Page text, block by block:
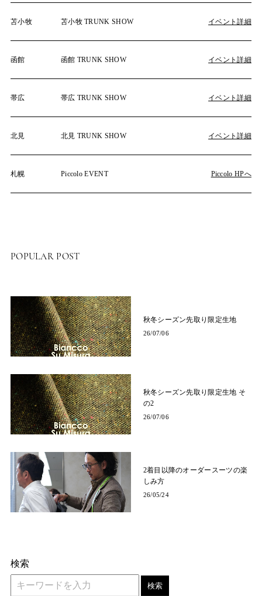
苫小牧 苫小牧 TRUNK SHOW イベント詳細
函館 函館 TRUNK SHOW イベント詳細
帯広 帯広 TRUNK SHOW イベント詳細
北見 北見 TRUNK SHOW イベント詳細
札幌 Piccolo EVENT Piccolo HPへ
POPULAR POST
秋冬シーズン先取り限定生地
26/07/06
秋冬シーズン先取り限定生地 そ
の2
26/07/06
2着目以降のオーダースーツの楽
しみ方
26/05/24
検索
検索